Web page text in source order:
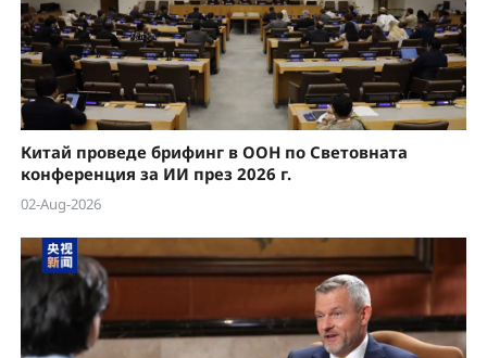
Китай проведе брифинг в ООН по Световната
конференция за ИИ през 2026 г.
02-Aug-2026